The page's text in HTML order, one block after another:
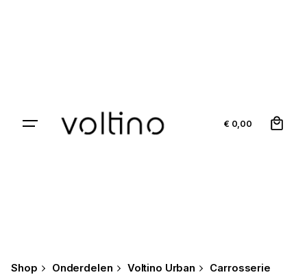
€ 0,00
Shop Onderdelen Voltino Urban
Carrosserie